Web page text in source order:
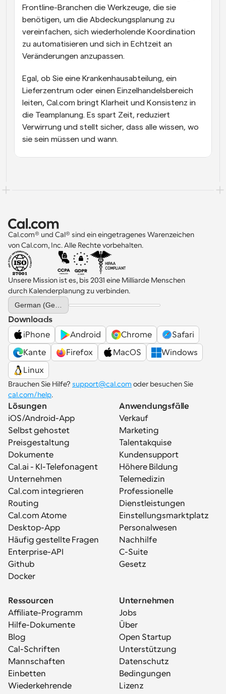
Frontline-Branchen die Werkzeuge, die sie
benötigen, um die Abdeckungsplanung zu
vereinfachen, sich wiederholende Koordination
zu automatisieren und sich in Echtzeit an
Veränderungen anzupassen.
Egal, ob Sie eine Krankenhausabteilung, ein
Lieferzentrum oder einen Einzelhandelsbereich
leiten, Cal.com bringt Klarheit und Konsistenz in
die Teamplanung. Es spart Zeit, reduziert
Verwirrung und stellt sicher, dass alle wissen, wo
sie sein müssen und wann.
Cal.com® und Cal® sind ein eingetragenes Warenzeichen
von Cal.com, Inc. Alle Rechte vorbehalten.
Unsere Mission ist es, bis 2031 eine Milliarde Menschen
durch Kalenderplanung zu verbinden.
Select Language
Downloads
iPhone
Android Chrome
Safari
Kante
Firefox MacOS
Windows
Linux
Brauchen Sie Hilfe? support@cal.com
cal.com/help.
Lösungen
iOS/Android-App
Selbst gehostet
Preisgestaltung
Dokumente
Cal.ai - KI-Telefonagent
Unternehmen
Cal.com integrieren
Routing
Cal.com Atome
Desktop-App
Häufig gestellte Fragen
Enterprise-API
Github
Docker
Anwendungsfälle
Verkauf
Marketing
Talentakquise
Kundensupport
Höhere Bildung
Telemedizin
Professionelle
Dienstleistungen
Einstellungsmarktplatz
Personalwesen
Nachhilfe
C-Suite
Gesetz
Ressourcen
Affiliate-Programm
Hilfe-Dokumente
Blog
Cal-Schriften
Mannschaften
Einbetten
Wiederkehrende
Unternehmen
Jobs
Über
Open Startup
Unterstützung
Datenschutz
Bedingungen
Lizenz